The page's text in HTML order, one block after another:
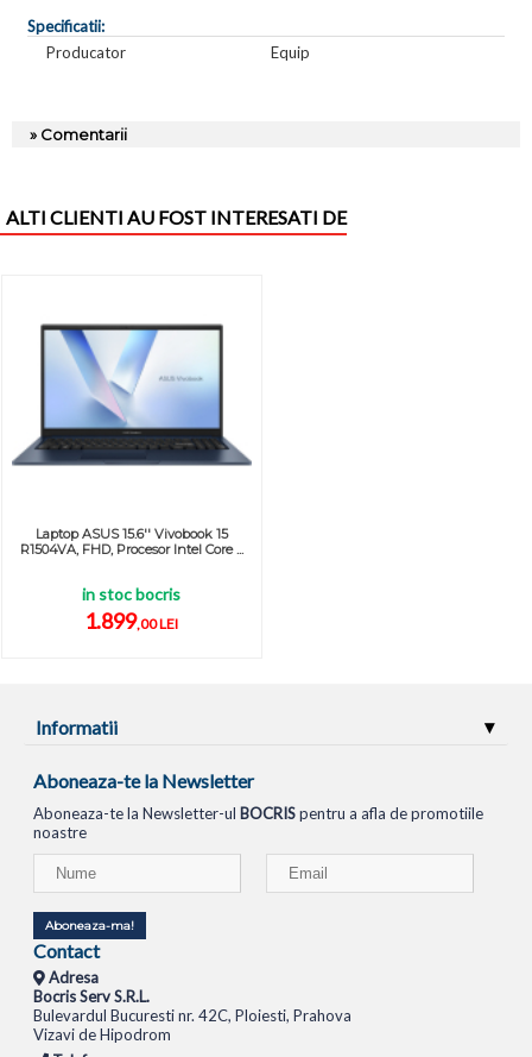
Specificatii:
Producator
Equip
» Comentarii
ALTI CLIENTI AU FOST INTERESATI DE
Laptop ASUS 15.6'' Vivobook 15
R1504VA, FHD, Procesor Intel Core ...
in stoc bocris
1.899,00 LEI
Informatii
Aboneaza-te la Newsletter
Aboneaza-te la Newsletter-ul BOCRISpentru a afla de promotiile
noastre
Aboneaza-ma!
Contact
Adresa
Bocris Serv S.R.L.
Bulevardul Bucuresti nr. 42C, Ploiesti, Prahova
Vizavi de Hipodrom